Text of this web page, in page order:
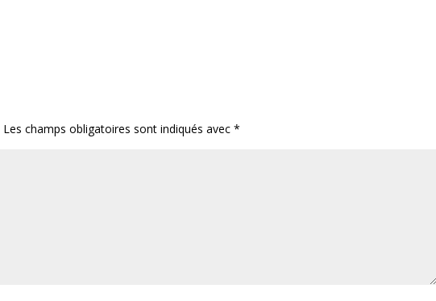
Les champs obligatoires sont indiqués avec *